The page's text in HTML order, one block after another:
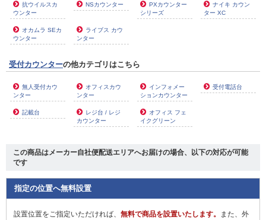
抗ウイルスカ
ウンター
NSカウンター
PXカウンター
シリーズ
ナイキ カウン
ター XC
オカムラ SEカ
ウンター
ライブス カウ
ンター
受付カウンターの他カテゴリはこちら
無人受付カウ
ンター
オフィスカウ
ンター
インフォメー
ションカウンター
受付電話台
記載台
レジ台 / レジ
カウンター
オフィス フェ
イクグリーン
この商品はメーカー自社便配送エリアへお届けの場合、以下の対応が可能
です
指定の位置へ無料設置
設置位置をご指定いただければ、無料で商品を設置いたします。
また、外